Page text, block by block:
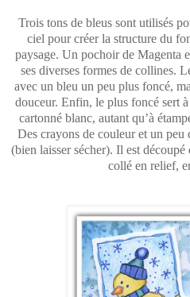
Trois tons de bleus sont utilisés
ciel pour créer la structure du
paysage. Un pochoir de Magenta
ses diverses formes de collines.
avec un bleu un peu plus foncé,
douceur. Enfin, le plus foncé sert
cartonné blanc, autant qu’à
Des crayons de couleur et un peu
(bien laisser sécher). Il est
collé en relief,